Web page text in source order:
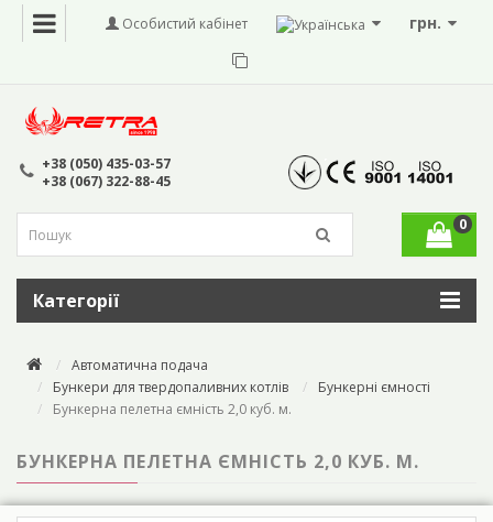
грн.
Особистий кабінет
+38 (050) 435-03-57
+38 (067) 322-88-45
0
Категорії
Автоматична подача
Бункери для твердопаливних котлів
Бункерні ємності
Бункерна пелетна ємність 2,0 куб. м.
БУНКЕРНА ПЕЛЕТНА ЄМНІСТЬ 2,0 КУБ. М.